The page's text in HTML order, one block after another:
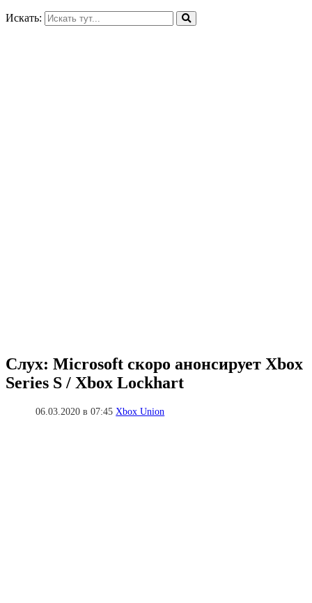
Искать:
Слух: Microsoft скоро анонсирует Xbox
Series S / Xbox Lockhart
06.03.2020 в 07:45Xbox Union